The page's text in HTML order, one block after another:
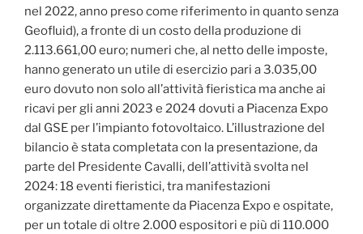
nel 2022, anno preso come riferimento in quanto senza
Geofluid), a fronte di un costo della produzione di
2.113.661,00 euro; numeri che, al netto delle imposte,
hanno generato un utile di esercizio pari a 3.035,00
euro dovuto non solo all’attività fieristica ma anche ai
ricavi per gli anni 2023 e 2024 dovuti a Piacenza Expo
dal GSE per l’impianto fotovoltaico. L’illustrazione del
bilancio è stata completata con la presentazione, da
parte del Presidente Cavalli, dell’attività svolta nel
2024: 18 eventi fieristici, tra manifestazioni
organizzate direttamente da Piacenza Expo e ospitate,
per un totale di oltre 2.000 espositori e più di 110.000